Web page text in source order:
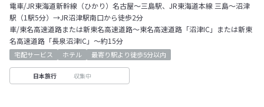
電車/JR東海道新幹線（ひかり）名古屋～三島駅、JR東海道本線 三島～沼津
駅（1駅5分）→JR沼津駅南口から徒歩2分
車/東名高速道路または新東名高速道路～東名高速道路「沼津IC」または新東
名高速道路「長泉沼津IC」～約15分
宅配サービス ホテル 最寄り駅より徒歩5分以内
日本旅行 収集中